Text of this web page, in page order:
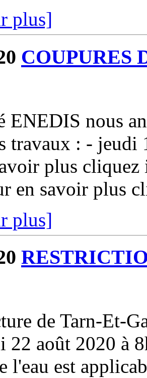
plus]
COUPURES
ENEDIS nous
travaux : - jeudi
plus
en savoir plus
plus]
de Tarn-Et-
22 août 2020 à
l'eau est